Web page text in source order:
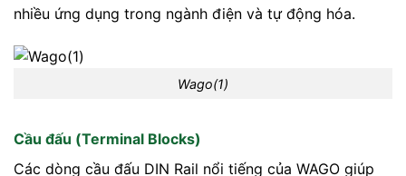
nhiều ứng dụng trong ngành điện và tự động hóa.
Wago(1)
Cầu đấu (Terminal Blocks)
Các dòng cầu đấu DIN Rail nổi tiếng của WAGO giúp